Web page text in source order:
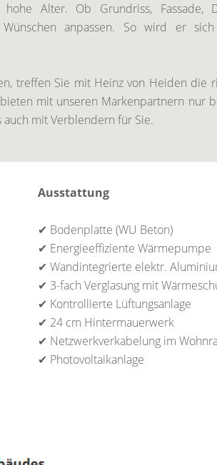
Alter. Ob Grundriss, Fassade,
anpassen. So wird er
treffen Sie mit Heinz von Heiden die
mit unseren Markenpartnern nur
auch mit Verblendern für Sie.
Ausstattung
✔ Bodenplatte (WU Beton)
✔ Energieeffiziente Wärmepumpe
✔ Wandintegrierte elektr.
✔ 3-fach Verglasung mit
✔ Kontrollierte Lüftungsanlage
✔ 24 cm Hintermauerwerk
✔ Netzwerkverkabelung im
✔ Photovoltaikanlage